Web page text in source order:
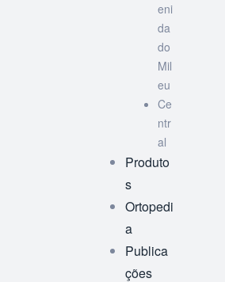
eni
da
do
Mil
eu
Ce
ntr
al
Produto
s
Ortopedi
a
Publica
ções